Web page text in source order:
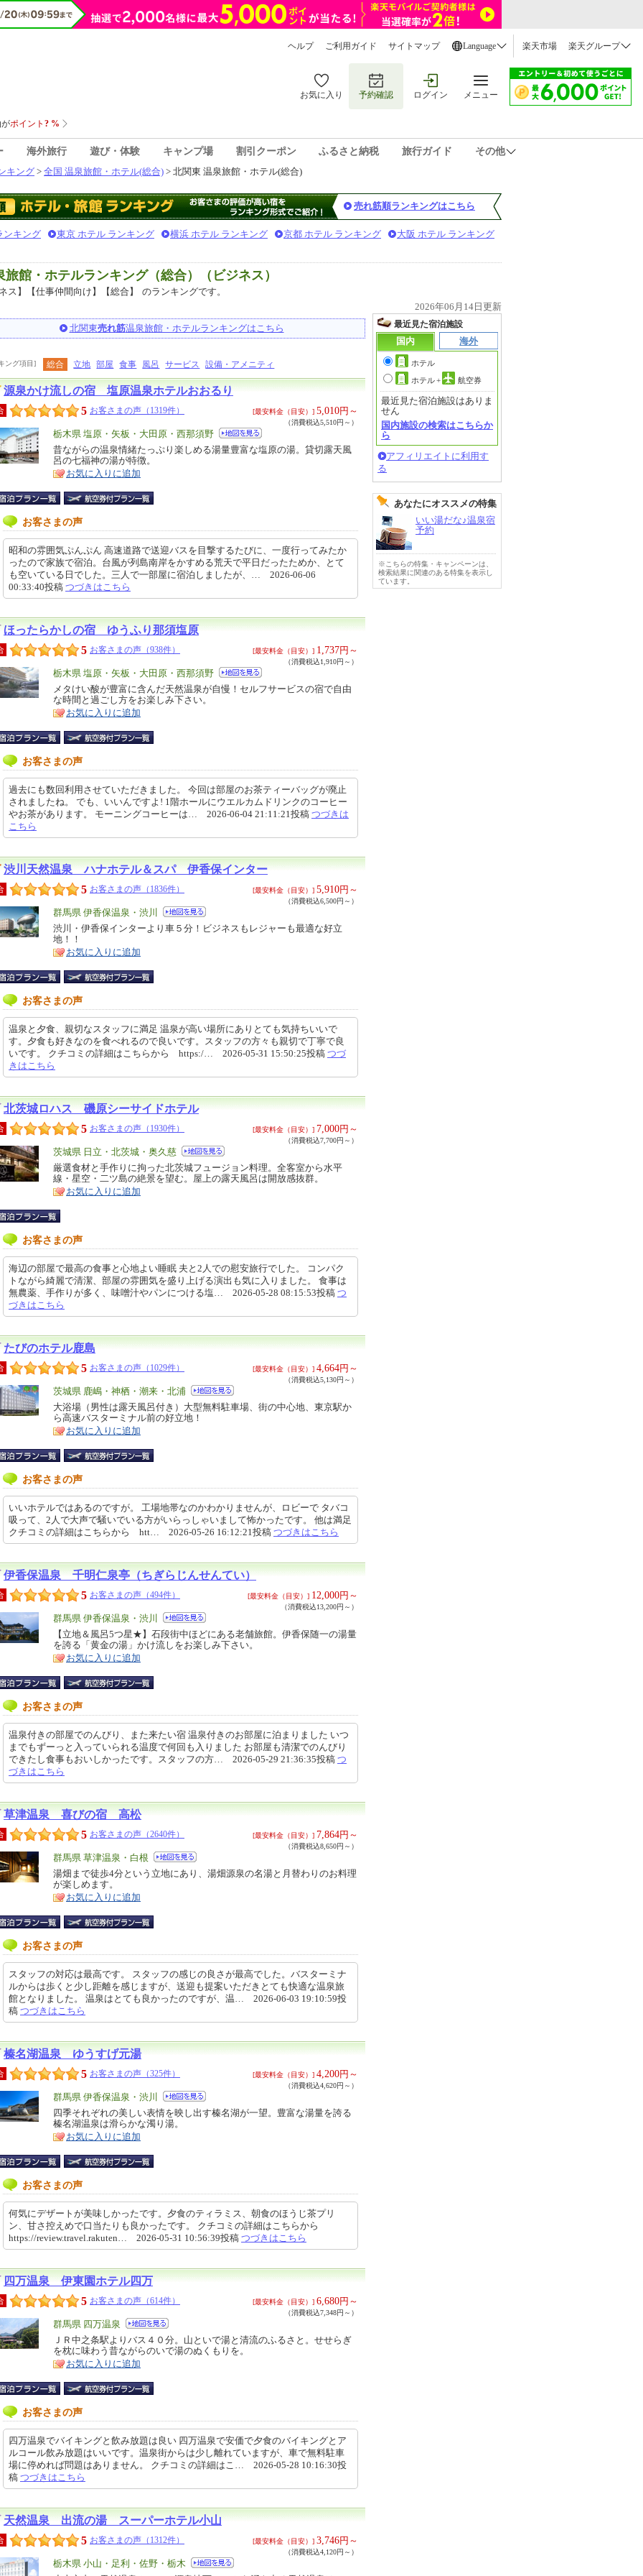
ヘルプ ご利用ガイド サイトマップ Language 楽天市場 楽天グループ
お気に入り 予約確認 ログイン メニュー
海外旅行 遊び・体験 キャンプ場 割引クーポン ふるさと納税 旅行ガイド
その他
キング > 全国 温泉旅館・ホテル(総合) > 北関東 温泉旅館・ホテル(総合)
売れ筋順ランキングはこちら
ンキング 東京 ホテル ランキング 横浜 ホテル ランキング 京都 ホテル ランキング 大阪 ホテル ランキング
館・ホテルランキング（総合）（ビジネス）
ス】【仕事仲間向け】【総合】
のランキングです。
2026年06月14日更新
北関東売れ筋温泉旅館・ホテルランキングはこちら
ング項目] 総合 立地 部屋 食事 風呂 サービス 設備・アメニティ
源泉かけ流しの宿 塩原温泉ホテルおおるり
5 お客さまの声（1319件） [最安料金（目安）] 5,010円～
（消費税込5,510円～）
エ
リ
ア
栃木県 塩原・矢板・大田原・西那須野
特
徴
昔ながらの温泉情緒たっぷり楽しめる湯量豊富な塩原の湯。貸切露天風
呂の七福神の湯が特徴。
お気に入りに追加
お客さまの声
昭和の雰囲気ぷんぷん 高速道路で送迎バスを目撃するたびに、一度行ってみたか
ったので家族で宿泊。台風が列島南岸をかすめる荒天で平日だったためか、とて
も空いている日でした。三人で一部屋に宿泊しましたが、… 2026-06-06
00:33:40投稿 つづきはこちら
ほったらかしの宿 ゆうふり那須塩原
5 お客さまの声（938件） [最安料金（目安）] 1,737円～
（消費税込1,910円～）
エ
リ
ア
栃木県 塩原・矢板・大田原・西那須野
特
徴
メタけい酸が豊富に含んだ天然温泉が自慢！セルフサービスの宿で自由
な時間と過ごし方をお楽しみ下さい。
お気に入りに追加
お客さまの声
過去にも数回利用させていただきました。 今回は部屋のお茶ティーバッグが廃止
されましたね。 でも、いいんですよ! 1階ホールにウエルカムドリンクのコーヒー
やお茶があります。 モーニングコーヒーは… 2026-06-04 21:11:21投稿 つづきは
こちら
渋川天然温泉 ハナホテル＆スパ 伊香保インター
5 お客さまの声（1836件） [最安料金（目安）] 5,910円～
（消費税込6,500円～）
エ
リ
ア
群馬県 伊香保温泉・渋川
特
徴
渋川・伊香保インターより車５分！ビジネスもレジャーも最適な好立
地！！
お気に入りに追加
お客さまの声
温泉と夕食、親切なスタッフに満足 温泉が高い場所にありとても気持ちいいで
す。夕食も好きなのを食べれるので良いです。スタッフの方々も親切で丁寧で良
いです。 クチコミの詳細はこちらから https:/… 2026-05-31 15:50:25投稿 つづ
きはこちら
北茨城ロハス 磯原シーサイドホテル
5 お客さまの声（1930件） [最安料金（目安）] 7,000円～
（消費税込7,700円～）
エ
リ
ア
茨城県 日立・北茨城・奥久慈
特
徴
厳選食材と手作りに拘った北茨城フュージョン料理。全客室から水平
線・星空・二ツ島の絶景を望む。屋上の露天風呂は開放感抜群。
お気に入りに追加
お客さまの声
海辺の部屋で最高の食事と心地よい睡眠 夫と2人での慰安旅行でした。 コンパク
トながら綺麗で清潔、部屋の雰囲気を盛り上げる演出も気に入りました。 食事は
無農薬、手作りが多く、味噌汁やパンにつける塩… 2026-05-28 08:15:53投稿 つ
づきはこちら
たびのホテル鹿島
5 お客さまの声（1029件） [最安料金（目安）] 4,664円～
（消費税込5,130円～）
エ
リ
ア
茨城県 鹿嶋・神栖・潮来・北浦
特
徴
大浴場（男性は露天風呂付き）大型無料駐車場、街の中心地、東京駅か
ら高速バスターミナル前の好立地！
お気に入りに追加
お客さまの声
いいホテルではあるのですが。 工場地帯なのかわかりませんが、ロビーで タバコ
吸って、2人で大声で騒いでいる方がいらっしゃいまして怖かったです。 他は満足
クチコミの詳細はこちらから htt… 2026-05-26 16:12:21投稿 つづきはこちら
伊香保温泉 千明仁泉亭（ちぎらじんせんてい）
5 お客さまの声（494件） [最安料金（目安）] 12,000円～
（消費税込13,200円～）
エ
リ
ア
群馬県 伊香保温泉・渋川
特
徴
【立地＆風呂5つ星★】石段街中ほどにある老舗旅館。伊香保随一の湯量
を誇る「黄金の湯」かけ流しをお楽しみ下さい。
お気に入りに追加
お客さまの声
温泉付きの部屋でのんびり、また来たい宿 温泉付きのお部屋に泊まりました いつ
までもずーっと入っていられる温度で何回も入りました お部屋も清潔でのんびり
できたし食事もおいしかったです。スタッフの方… 2026-05-29 21:36:35投稿 つ
づきはこちら
草津温泉 喜びの宿 高松
5 お客さまの声（2640件） [最安料金（目安）] 7,864円～
（消費税込8,650円～）
エ
リ
ア
群馬県 草津温泉・白根
特
徴
湯畑まで徒歩4分という立地にあり、湯畑源泉の名湯と月替わりのお料理
が楽しめます。
お気に入りに追加
お客さまの声
スタッフの対応は最高です。 スタッフの感じの良さが最高でした。バスターミナ
ルからは歩くと少し距離を感じますが、送迎も提案いただきとても快適な温泉旅
館となりました。 温泉はとても良かったのですが、温… 2026-06-03 19:10:59投
稿 つづきはこちら
榛名湖温泉 ゆうすげ元湯
5 お客さまの声（325件） [最安料金（目安）] 4,200円～
（消費税込4,620円～）
エ
リ
ア
群馬県 伊香保温泉・渋川
特
徴
四季それぞれの美しい表情を映し出す榛名湖が一望。豊富な湯量を誇る
榛名湖温泉は滑らかな濁り湯。
お気に入りに追加
お客さまの声
何気にデザートが美味しかったです。夕食のティラミス、朝食のほうじ茶プリ
ン、甘さ控えめで口当たりも良かったです。 クチコミの詳細はこちらから
https://review.travel.rakuten… 2026-05-31 10:56:39投稿 つづきはこちら
四万温泉 伊東園ホテル四万
5 お客さまの声（614件） [最安料金（目安）] 6,680円～
（消費税込7,348円～）
エ
リ
ア
群馬県 四万温泉
特
徴
ＪＲ中之条駅よりバス４０分。山といで湯と清流のふるさと。せせらぎ
を枕に味わう昔ながらのいで湯のぬくもりを。
お気に入りに追加
お客さまの声
四万温泉でバイキングと飲み放題は良い 四万温泉で安価で夕食のバイキングとア
ルコール飲み放題はいいです。温泉街からは少し離れていますが、車で無料駐車
場に停めれば問題はありません。 クチコミの詳細はこ… 2026-05-28 10:16:30投
稿 つづきはこちら
天然温泉 出流の湯 スーパーホテル小山
5 お客さまの声（1312件） [最安料金（目安）] 3,746円～
（消費税込4,120円～）
エ
栃木県 小山・足利・佐野・栃木
最近見た宿泊施設
国内
海外
ホテル
ホテル+ 航空券
最近見た宿泊施設はありま
せん
国内施設の検索はこちらか
ら
アフィリエイトに利用す
る
あなたにオススメの特集
いい湯だな♪温泉宿
予約
※こちらの特集・キャンペーンは、
検索結果に関連のある特集を表示し
ています。